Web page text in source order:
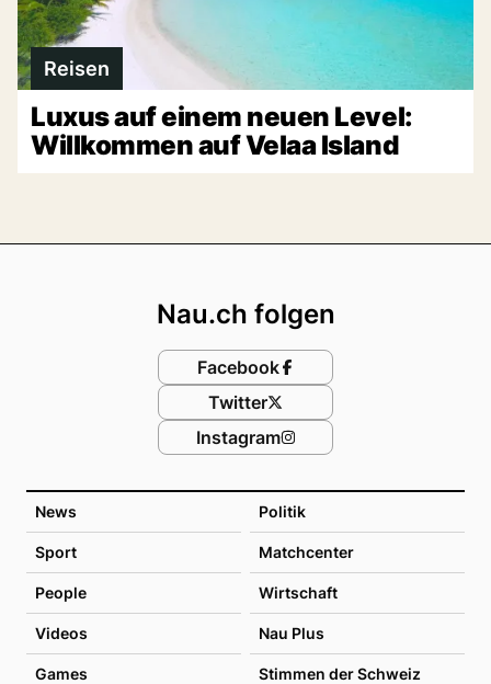
Reisen
Luxus auf einem neuen Level:
Willkommen auf Velaa Island
News Politik
Sport Matchcenter
People Wirtschaft
Videos Nau Plus
Games Stimmen der Schweiz
Nau.ch folgen
Facebook
Twitter
Instagram